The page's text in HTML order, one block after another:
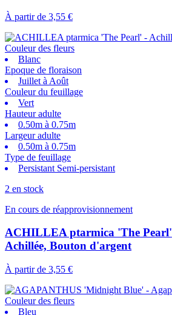
À partir de 3,55 €
Couleur des fleurs
Blanc
Epoque de floraison
Juillet à Août
Couleur du feuillage
Vert
Hauteur adulte
0.50m à 0.75m
Largeur adulte
0.50m à 0.75m
Type de feuillage
Persistant Semi-persistant
2 en stock
En cours de réapprovisionnement
ACHILLEA ptarmica 'The Pearl'
Achillée, Bouton d'argent
À partir de 3,55 €
Couleur des fleurs
Bleu